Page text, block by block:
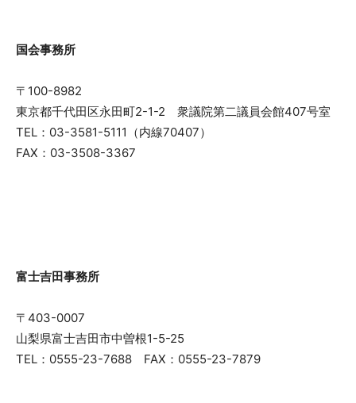
国会事務所
〒100-8982
東京都千代田区永田町2-1-2 衆議院第二議員会館407号室
TEL：03-3581-5111（内線70407）
FAX：03-3508-3367
富士吉田事務所
〒403-0007
山梨県富士吉田市中曽根1-5-25
TEL：0555-23-7688 FAX：0555-23-7879